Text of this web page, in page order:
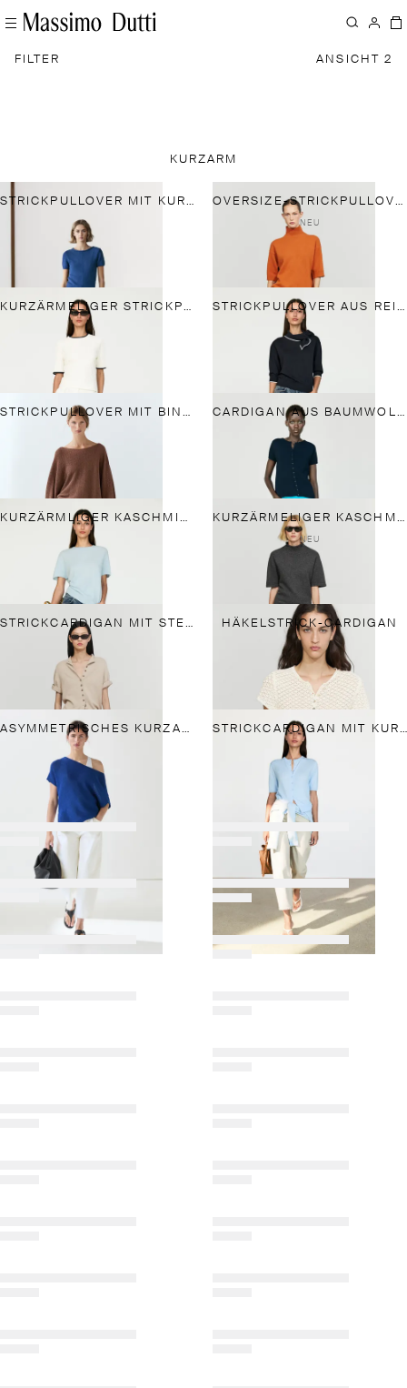
FILTER ANSICHT 2
KURZARM
STRICKPULLOVER MIT KURZEN ÄRMELN UND BAUMWOLLE OVERSIZE-STRICKPULLOVER MIT KURZEN ÄRMELN
NEU
KURZÄRMELIGER STRICKPULLOVER MIT ZOPFMUSTER STRICKPULLOVER AUS REINER BAUMWOLLE MIT BINDEDETAIL
STRICKPULLOVER MIT BINDEGÜRTEL UND BAUMWOLLE CARDIGAN AUS BAUMWOLL-SEIDEN-MIX
KURZÄRMLIGER KASCHMIR-STRICKPULLOVER KURZÄRMELIGER KASCHMIR-STRICKPULLOVER
NEU
STRICKCARDIGAN MIT STEHKRAGEN UND BAUMWOLLE HÄKELSTRICK-CARDIGAN
ASYMMETRISCHES KURZARMSHIRT AUS LEINEN STRICKCARDIGAN MIT KURZEN ÄRMELN